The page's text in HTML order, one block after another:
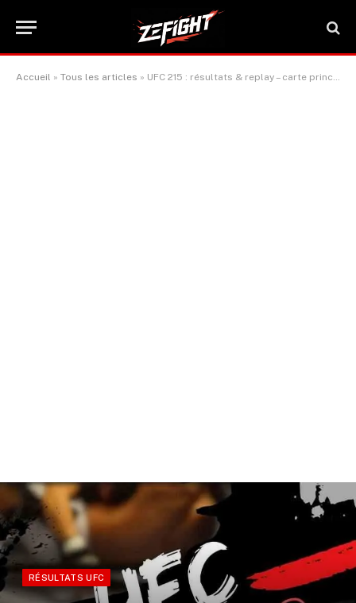
Accueil » Tous les articles » UFC 215 : résultats & replay – carte principale et préliminaire
RÉSULTATS UFC